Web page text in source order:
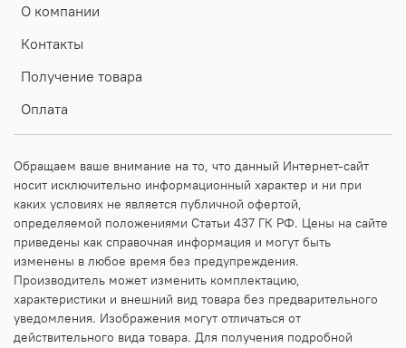
О компании
Контакты
Получение товара
Оплата
Обращаем ваше внимание на то, что данный Интернет-сайт
носит исключительно информационный характер и ни при
каких условиях не является публичной офертой,
определяемой положениями Статьи 437 ГК РФ. Цены на сайте
приведены как справочная информация и могут быть
изменены в любое время без предупреждения.
Производитель может изменить комплектацию,
характеристики и внешний вид товара без предварительного
уведомления. Изображения могут отличаться от
действительного вида товара. Для получения подробной